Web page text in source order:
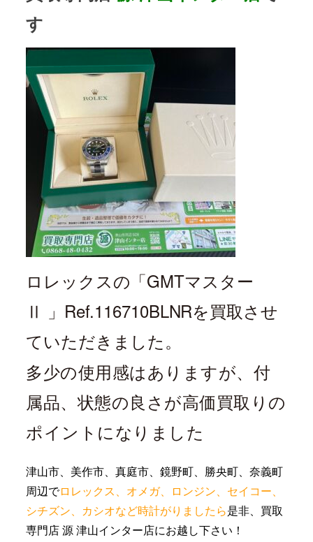
す
ロレックスの「GMTマスター
Ⅱ
」Ref.116710BLNRを買取させ
ていただきました。
多少の使用感はありますが、付
属品、状態の良さが高価買取りの
ポイントになりました
津山市、美作市、真庭市、鏡野町、勝央町、奈義町
周辺でロレックス、オメガ、ロンジン、セイコー、
シチズン、カシオなど時計がりましたら是非、買取
専門店 源 津山インター店にお越し下さい！